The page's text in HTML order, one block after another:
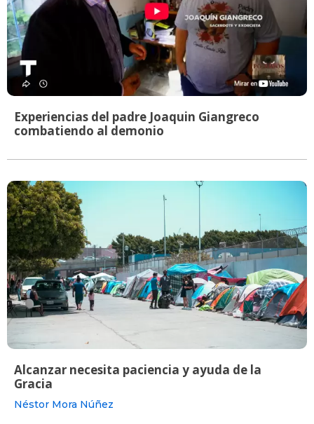
Experiencias del padre Joaquin Giangreco
combatiendo al demonio
Alcanzar necesita paciencia y ayuda de la
Gracia
Néstor Mora Núñez